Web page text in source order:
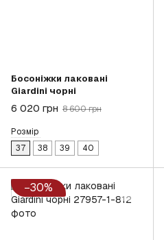
Босоніжки лаковані
Giardini чорні
6 020 грн 8 600 грн
Розмір
37
38 39 40
−30%